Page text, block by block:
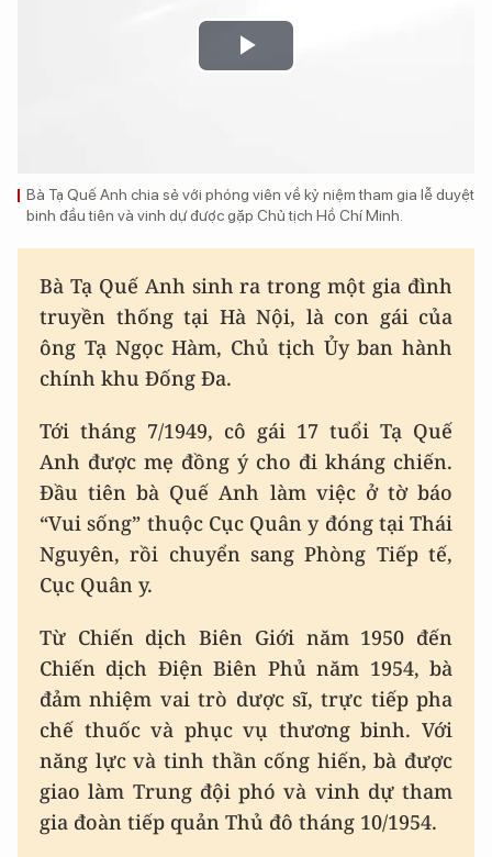
Play
Bà Tạ Quế Anh chia sẻ với phóng viên về kỷ niệm tham gia lễ duyệt
binh đầu tiên và vinh dự được gặp Chủ tịch Hồ Chí Minh.
Bà Tạ Quế Anh sinh ra trong một gia đình
truyền thống tại Hà Nội, là con gái của
ông Tạ Ngọc Hàm, Chủ tịch Ủy ban hành
chính khu Đống Đa.
Tới tháng 7/1949, cô gái 17 tuổi Tạ Quế
Anh được mẹ đồng ý cho đi kháng chiến.
Đầu tiên bà Quế Anh làm việc ở tờ báo
“Vui sống” thuộc Cục Quân y đóng tại Thái
Nguyên, rồi chuyển sang Phòng Tiếp tế,
Cục Quân y.
Từ Chiến dịch Biên Giới năm 1950 đến
Chiến dịch Điện Biên Phủ năm 1954, bà
đảm nhiệm vai trò dược sĩ, trực tiếp pha
chế thuốc và phục vụ thương binh. Với
năng lực và tinh thần cống hiến, bà được
giao làm Trung đội phó và vinh dự tham
gia đoàn tiếp quản Thủ đô tháng 10/1954.